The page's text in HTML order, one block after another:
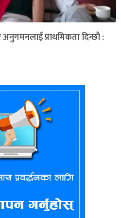
अनुगमनलाई प्राथमिकता दिन्छौ :